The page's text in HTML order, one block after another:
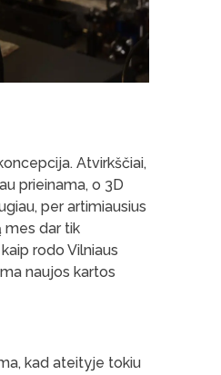
Atvirkščiai,
prieinama, o 3D
per artimiausius
mes dar tik
rodo Vilniaus
naujos kartos
kad ateityje tokiu